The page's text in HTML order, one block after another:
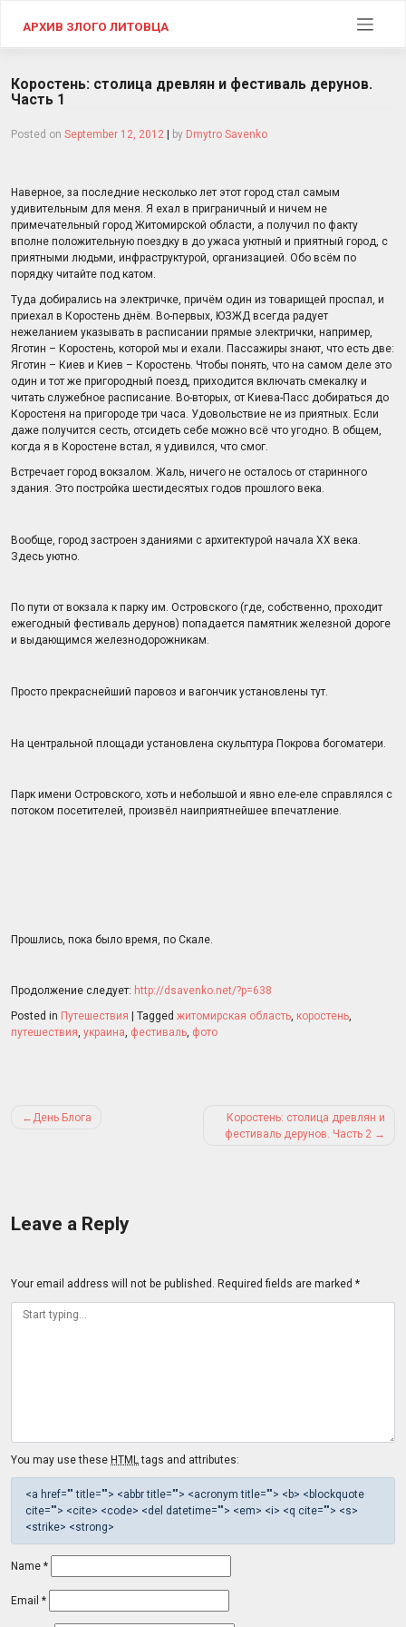
АРХИВ ЗЛОГО ЛИТОВЦА
Коростень: столица древлян и фестиваль дерунов.
Часть 1
Posted on September 12, 2012 | by Dmytro Savenko
Наверное, за последние несколько лет этот город стал самым
удивительным для меня. Я ехал в приграничный и ничем не
примечательный город Житомирской области, а получил по факту
вполне положительную поездку в до ужаса уютный и приятный город, с
приятными людьми, инфраструктурой, организацией. Обо всём по
порядку читайте под катом.
Туда добирались на электричке, причём один из товарищей проспал, и
приехал в Коростень днём. Во-первых, ЮЗЖД всегда радует
нежеланием указывать в расписании прямые электрички, например,
Яготин – Коростень, которой мы и ехали. Пассажиры знают, что есть две:
Яготин – Киев и Киев – Коростень. Чтобы понять, что на самом деле это
один и тот же пригородный поезд, приходится включать смекалку и
читать служебное расписание. Во-вторых, от Киева-Пасс добираться до
Коростеня на пригороде три часа. Удовольствие не из приятных. Если
даже получится сесть, отсидеть себе можно всё что угодно. В общем,
когда я в Коростене встал, я удивился, что смог.
Встречает город вокзалом. Жаль, ничего не осталось от старинного
здания. Это постройка шестидесятых годов прошлого века.
Вообще, город застроен зданиями с архитектурой начала XX века.
Здесь уютно.
По пути от вокзала к парку им. Островского (где, собственно, проходит
ежегодный фестиваль дерунов) попадается памятник железной дороге
и выдающимся железнодорожникам.
Просто прекраснейший паровоз и вагончик установлены тут.
На центральной площади установлена скульптура Покрова богоматери.
Парк имени Островского, хоть и небольшой и явно еле-еле справлялся с
потоком посетителей, произвёл наиприятнейшее впечатление.
Прошлись, пока было время, по Скале.
Продолжение следует: http://dsavenko.net/?p=638
Posted in Путешествия Tagged житомирская область, коростень,
путешествия, украина, фестиваль, фото
Post
День Блога
Коростень: столица древлян и
фестиваль дерунов. Часть 2
Leave a Reply
Your email address will not be published. Required fields are marked *
You may use these HTMLtags and attributes:
<a href="" title=""> <abbr title=""> <acronym title=""> <b> <blockquote
cite=""> <cite> <code> <del datetime=""> <em> <i> <q cite=""> <s>
<strike> <strong>
Name *
Email *